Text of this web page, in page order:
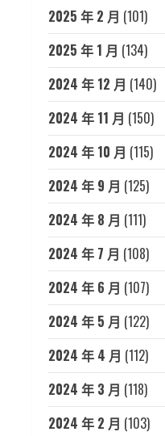
2025 年 2 月 (101)
2025 年 1 月 (134)
2024 年 12 月 (140)
2024 年 11 月 (150)
2024 年 10 月 (115)
2024 年 9 月 (125)
2024 年 8 月 (111)
2024 年 7 月 (108)
2024 年 6 月 (107)
2024 年 5 月 (122)
2024 年 4 月 (112)
2024 年 3 月 (118)
2024 年 2 月 (103)